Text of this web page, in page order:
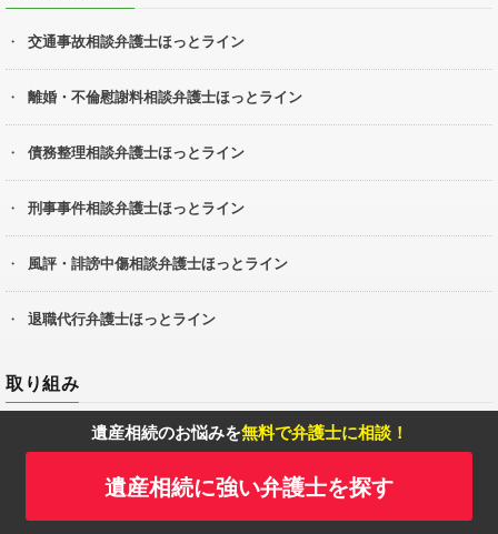
遺産相続のお悩みを無料で弁護士に相談！
遺産相続に強い弁護士を探す
交通事故相談弁護士ほっとライン
離婚・不倫慰謝料相談弁護士ほっとライン
債務整理相談弁護士ほっとライン
刑事事件相談弁護士ほっとライン
風評・誹謗中傷相談弁護士ほっとライン
退職代行弁護士ほっとライン
取り組み